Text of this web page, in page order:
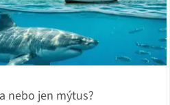
nebo jen mýtus?